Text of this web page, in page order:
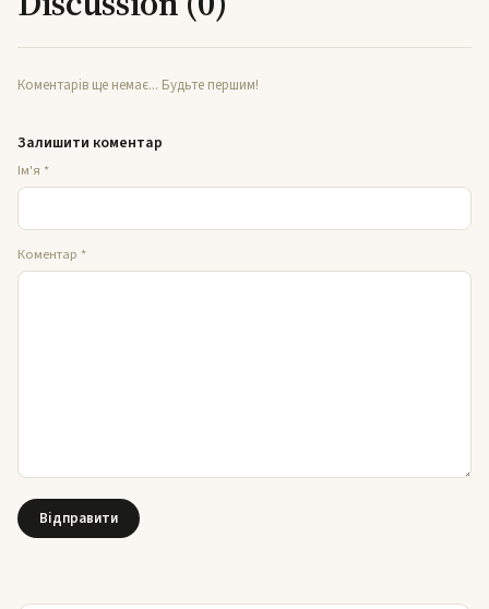
Коментарів ще немає... Будьте першим!
Залишити коментар
Ім'я *
Коментар *